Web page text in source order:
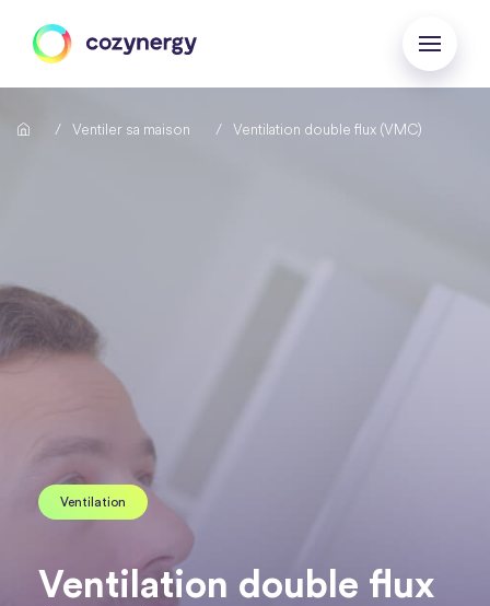
Ventiler sa maison Ventilation double flux (VMC)
Ventilation
Ventilation double flux